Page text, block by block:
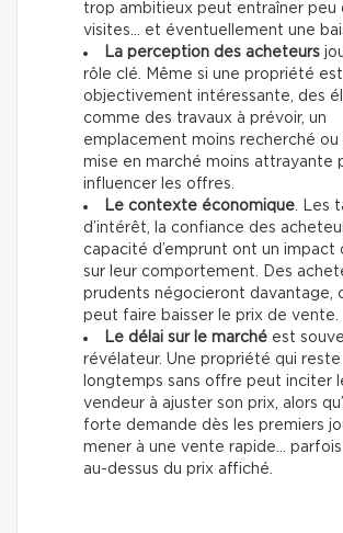
trop ambitieux peut entraîner peu
visites… et éventuellement une
La perception des acheteurs
rôle clé. Même si une propriété est
objectivement intéressante, des
comme des travaux à prévoir, un
emplacement moins recherché ou
mise en marché moins attrayante
influencer les offres.
Le contexte économique. Les
d’intérêt, la confiance des
capacité d’emprunt ont un impact
sur leur comportement. Des
prudents négocieront davantage,
peut faire baisser le prix de vente.
Le délai sur le marché est
révélateur. Une propriété qui reste
longtemps sans offre peut inciter
vendeur à ajuster son prix, alors
forte demande dès les premiers
mener à une vente rapide…
au-dessus du prix affiché.